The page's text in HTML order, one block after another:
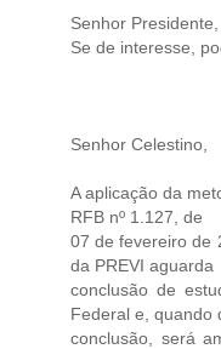
Senhor Presidente,
Se de interesse,
Senhor Celestino,
A aplicação da
RFB nº 1.127, de
07 de fevereiro de
da PREVI aguarda
conclusão de
Federal e, quando
conclusão, será